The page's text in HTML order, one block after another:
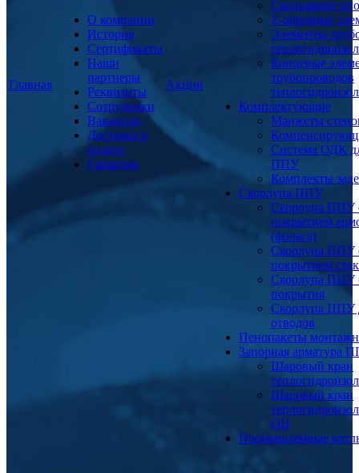
Главная
О компании
История
Сертификаты
Наши
партнеры
Реквизиты
Сотрудники
Вакансии
Доставка и
оплата
Гарантия
Акции
Скользящие
Z-образные
Элементы
Концевые
трубопроводов
Комплектующие
Манжеты
Система ОДК
ППУ
Комплекты
Скорлупа ППУ
Скорлупа ППУ
покрытием
(фольга)
Скорлупа ППУ
покрытием
Скорлупа ППУ
покрытия
Скорлупа ППУ
отводов
Пенопакеты
Запорная арматура
Шаровый кран
Шаровый кран
ОЦ
Промышленные